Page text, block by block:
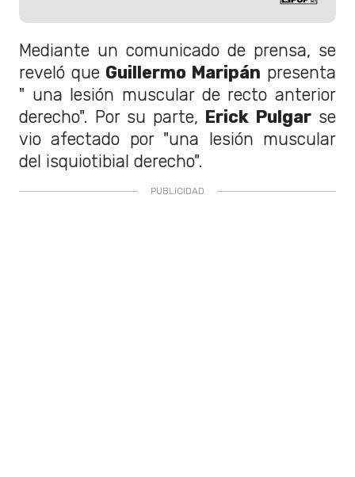
Mediante un comunicado de prensa, se
reveló queGuillermo Maripán presenta
" una lesión muscular de recto anterior
derecho". Por su parte, Erick Pulgar se
vio afectado por "una lesión muscular
del isquiotibial derecho".